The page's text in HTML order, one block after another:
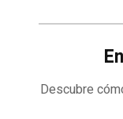
Descubre